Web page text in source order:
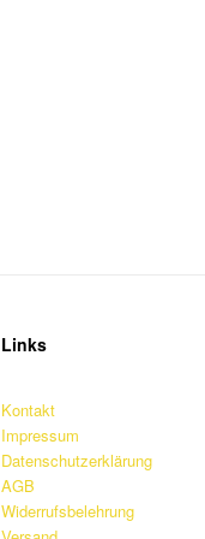
Links
Kontakt
Impressum
Datenschutzerklärung
AGB
Widerrufsbelehrung